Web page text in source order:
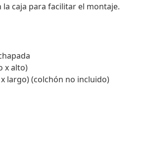
caja para facilitar el montaje.
x alto)
largo) (colchón no incluido)